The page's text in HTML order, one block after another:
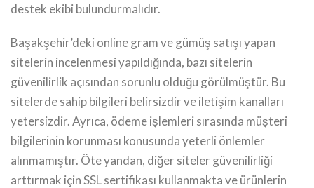
destek ekibi bulundurmalıdır.
Başakşehir’deki online gram ve gümüş satışı yapan
sitelerin incelenmesi yapıldığında, bazı sitelerin
güvenilirlik açısından sorunlu olduğu görülmüştür. Bu
sitelerde sahip bilgileri belirsizdir ve iletişim kanalları
yetersizdir. Ayrıca, ödeme işlemleri sırasında müşteri
bilgilerinin korunması konusunda yeterli önlemler
alınmamıştır. Öte yandan, diğer siteler güvenilirliği
arttırmak için SSL sertifikası kullanmakta ve ürünlerin